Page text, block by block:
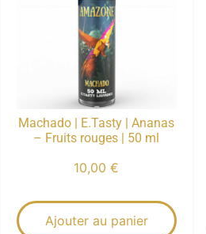
Machado | E.Tasty | Ananas
– Fruits rouges | 50 ml
10,00€
Ajouter au panier